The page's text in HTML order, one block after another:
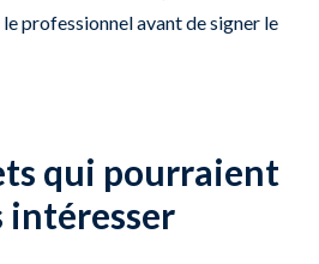
professionnel avant de signer le
qui pourraient
intéresser